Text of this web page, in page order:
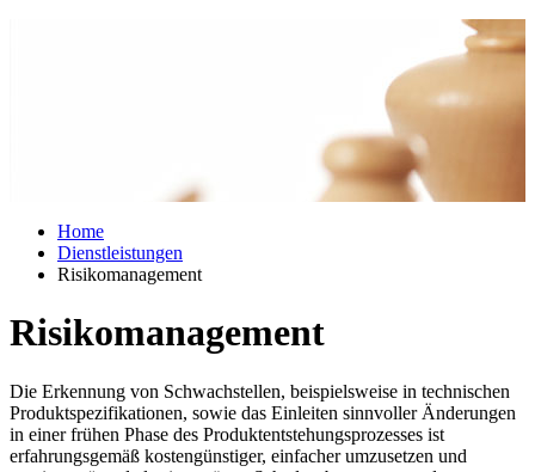
Home
Dienstleistungen
Risikomanagement
Risikomanagement
Die Erkennung von Schwachstellen, beispiels­weise in technischen
Produktspezifikationen, sowie das Ein­leiten sinnvoller Änderungen
in einer frühen Phase des Produktentstehungsprozesses ist
erfahrungsgemäß kos­ten­günstiger, einfacher umzu­setzen und